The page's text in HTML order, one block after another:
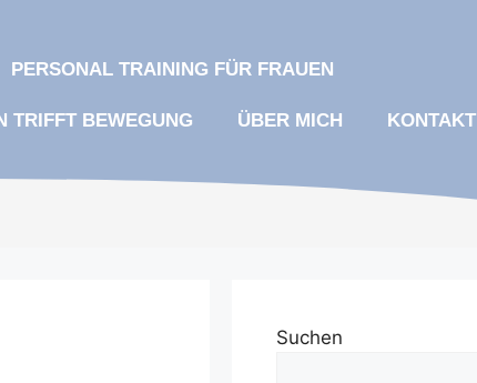
PERSONAL TRAINING FÜR FRAUEN
TRIFFT BEWEGUNG​ ÜBER MICH KONTAKT
Suchen